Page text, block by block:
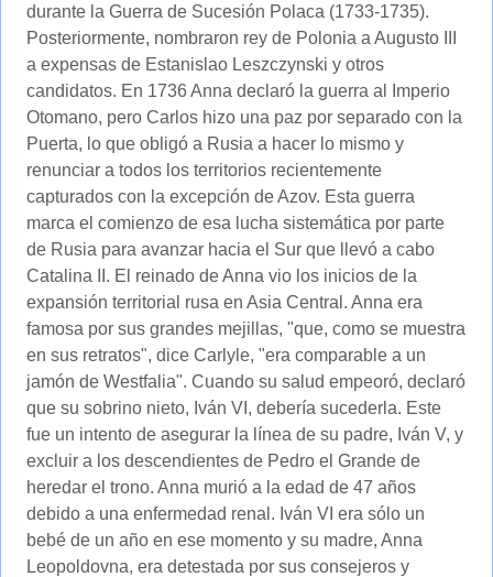
durante la Guerra de Sucesión Polaca (1733-1735).
Posteriormente, nombraron rey de Polonia a Augusto III
a expensas de Estanislao Leszczynski y otros
candidatos. En 1736 Anna declaró la guerra al Imperio
Otomano, pero Carlos hizo una paz por separado con la
Puerta, lo que obligó a Rusia a hacer lo mismo y
renunciar a todos los territorios recientemente
capturados con la excepción de Azov. Esta guerra
marca el comienzo de esa lucha sistemática por parte
de Rusia para avanzar hacia el Sur que llevó a cabo
Catalina II. El reinado de Anna vio los inicios de la
expansión territorial rusa en Asia Central. Anna era
famosa por sus grandes mejillas, "que, como se muestra
en sus retratos", dice Carlyle, "era comparable a un
jamón de Westfalia". Cuando su salud empeoró, declaró
que su sobrino nieto, Iván VI, debería sucederla. Este
fue un intento de asegurar la línea de su padre, Iván V, y
excluir a los descendientes de Pedro el Grande de
heredar el trono. Anna murió a la edad de 47 años
debido a una enfermedad renal. Iván VI era sólo un
bebé de un año en ese momento y su madre, Anna
Leopoldovna, era detestada por sus consejeros y